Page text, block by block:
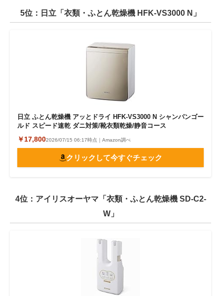
5位：日立「衣類・ふとん乾燥機 HFK-VS3000 N」
日立 ふとん乾燥機 アッとドライ HFK-VS3000 N シャンパンゴー
ルド スピード速乾 ダニ対策/靴衣類乾燥/静音コース
￥17,8002026/07/15 06:17時点｜Amazon調べ
クリックして今すぐチェック
4位：アイリスオーヤマ「衣類・ふとん乾燥機 SD-C2-
W」